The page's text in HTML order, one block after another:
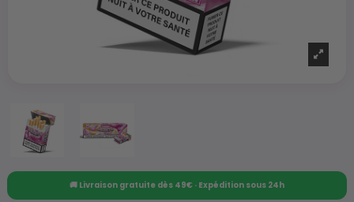
🚚 Livraison gratuite dès 49€ · Expédition sous 24h